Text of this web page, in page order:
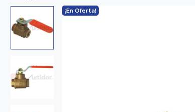
¡En Oferta!